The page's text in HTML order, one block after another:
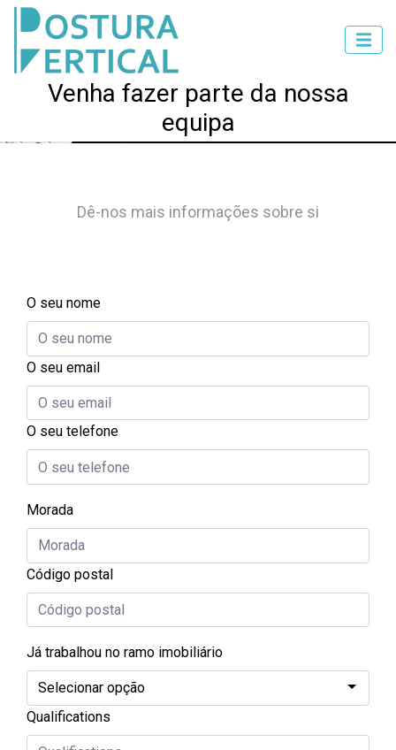
Venha fazer parte da nossa
equipa
Dê-nos mais informações sobre si
O seu nome
O seu email
O seu telefone
Morada
Código postal
Já trabalhou no ramo imobiliário
Qualifications